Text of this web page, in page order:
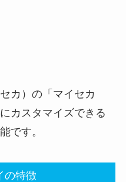
カ）の「 マイセカ
カスタマイズできる
です。
の特徴